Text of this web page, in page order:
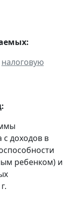
налоговую
с доходов в
ребенком) и